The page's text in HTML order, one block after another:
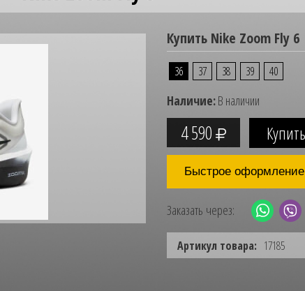
Купить Nike Zoom Fly 6
36 37 38 39 40
Наличие:В наличии
4 590
Быстрое оформление
Заказать через:
Артикул товара: 17185